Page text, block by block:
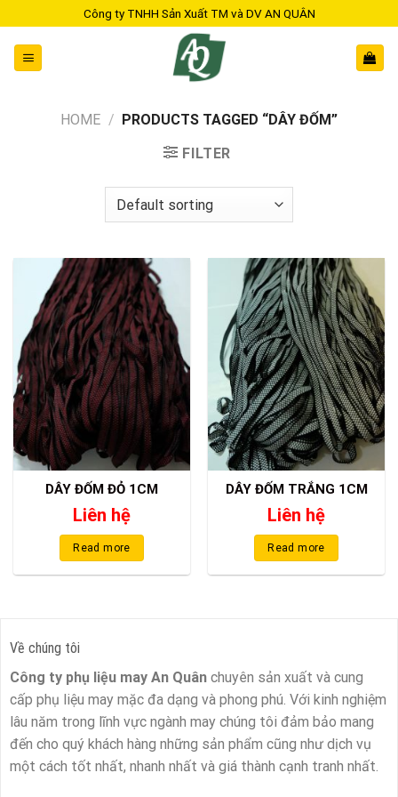
to
content
Công ty TNHH Sản Xuất TM và DV AN QUÂN
HOME / PRODUCTS TAGGED “DÂY ĐỐM”
FILTER
DÂY ĐỐM ĐỎ 1CM
Liên hệ
Read more
DÂY ĐỐM TRẮNG 1CM
Liên hệ
Read more
Về chúng tôi
Công ty phụ liệu may An Quân chuyên sản xuất và cung
cấp phụ liệu may mặc đa dạng và phong phú. Với kinh nghiệm
lâu năm trong lĩnh vực ngành may chúng tôi đảm bảo mang
đến cho quý khách hàng những sản phẩm cũng như dịch vụ
một cách tốt nhất, nhanh nhất và giá thành cạnh tranh nhất.